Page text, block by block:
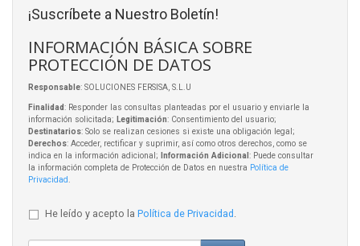
¡Suscríbete a Nuestro Boletín!
INFORMACIÓN BÁSICA SOBRE
PROTECCIÓN DE DATOS
Responsable: SOLUCIONES FERSISA, S.L.U
Finalidad: Responder las consultas planteadas por el usuario y enviarle la
información solicitada; Legitimación: Consentimiento del usuario;
Destinatarios: Solo se realizan cesiones si existe una obligación legal;
Derechos: Acceder, rectificar y suprimir, así como otros derechos, como se
indica en la información adicional;
Información Adicional : Puede consultar
la información completa de Protección de Datos en nuestra Política de
Privacidad
He leído y acepto la Política de Privacidad